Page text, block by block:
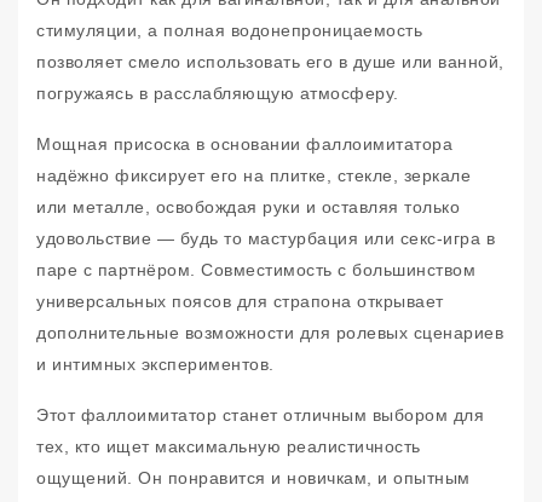
стимуляции, а полная водонепроницаемость
позволяет смело использовать его в душе или ванной,
погружаясь в расслабляющую атмосферу.
Мощная присоска в основании фаллоимитатора
надёжно фиксирует его на плитке, стекле, зеркале
или металле, освобождая руки и оставляя только
удовольствие — будь то мастурбация или секс-игра в
паре с партнёром. Совместимость с большинством
универсальных поясов для страпона открывает
дополнительные возможности для ролевых сценариев
и интимных экспериментов.
Этот фаллоимитатор станет отличным выбором для
тех, кто ищет максимальную реалистичность
ощущений. Он понравится и новичкам, и опытным